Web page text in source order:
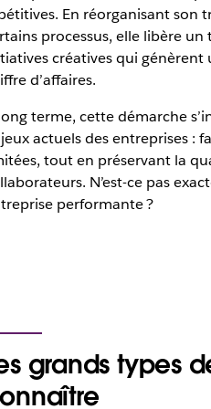
En réorganisant son
processus, elle libère
créatives qui
d’affaires.
terme, cette démarche
actuels des entreprises :
tout en préservant la
N’est-ce pas
performante ?
grands types